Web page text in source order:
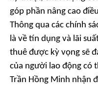
góp phần nâng cao
Thông qua các chính
là về tín dụng và lãi
thuê được kỳ vọng sẽ
của người lao động có
Trần Hồng Minh nhận